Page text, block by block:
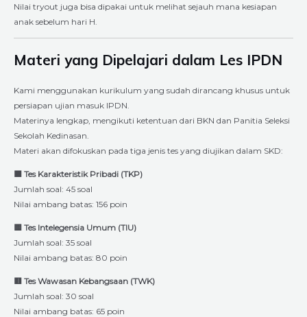
Nilai tryout juga bisa dipakai untuk melihat sejauh mana kesiapan
anak sebelum hari H.
Materi yang Dipelajari dalam Les IPDN
Kami menggunakan kurikulum yang sudah dirancang khusus untuk
persiapan ujian masuk IPDN.
Materinya lengkap, mengikuti ketentuan dari BKN dan Panitia Seleksi
Sekolah Kedinasan.
Materi akan difokuskan pada tiga jenis tes yang diujikan dalam SKD:
🟦 Tes Karakteristik Pribadi (TKP)
Jumlah soal: 45 soal
Nilai ambang batas: 156 poin
🟨 Tes Intelegensia Umum (TIU)
Jumlah soal: 35 soal
Nilai ambang batas: 80 poin
🟥 Tes Wawasan Kebangsaan (TWK)
Jumlah soal: 30 soal
Nilai ambang batas: 65 poin